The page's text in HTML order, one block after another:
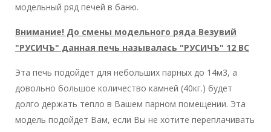
модельный ряд печей в баню.
Внимание! До смены модельного ряда Везувий
"РУСИЧЪ" данная печь называлась "РУСИЧЪ" 12 ВС
Эта печь подойдет для небольших парных до 14м3, а
довольно большое количество камней (40кг.) будет
долго держать тепло в Вашем парном помещении. Эта
модель подойдет Вам, если Вы не хотите переплачивать